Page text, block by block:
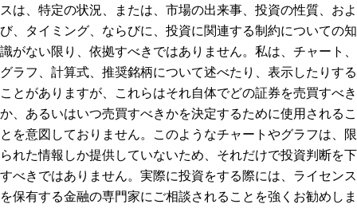
スは、特定の状況、または、市場の出来事、投資の性質、およ
び、タイミング、ならびに、投資に関連する制約についての知
識がない限り、依拠すべきではありません。私は、チャート、
グラフ、計算式、推奨銘柄について述べたり、表示したりする
ことがありますが、これらはそれ自体でどの証券を売買すべき
か、あるいはいつ売買すべきかを決定するために使用されるこ
とを意図しておりません。このようなチャートやグラフは、限
られた情報しか提供していないため、それだけで投資判断を下
すべきではありません。実際に投資をする際には、ライセンス
を保有する金融の専門家にご相談されることを強くお勧めしま